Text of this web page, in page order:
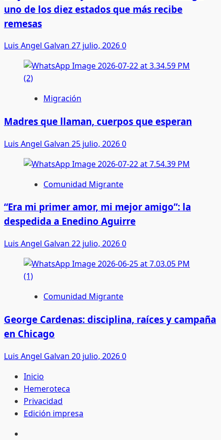
uno de los diez estados que más recibe
remesas
Luis Angel Galvan 27 julio, 20260
Migración
Madres que llaman, cuerpos que esperan
Luis Angel Galvan 25 julio, 20260
Comunidad Migrante
“Era mi primer amor, mi mejor amigo”: la
despedida a Enedino Aguirre
Luis Angel Galvan 22 julio, 20260
Comunidad Migrante
George Cardenas: disciplina, raíces y campaña
en Chicago
Luis Angel Galvan 20 julio, 20260
Inicio
Hemeroteca
Privacidad
Edición impresa